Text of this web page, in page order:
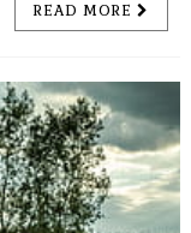
READ MORE